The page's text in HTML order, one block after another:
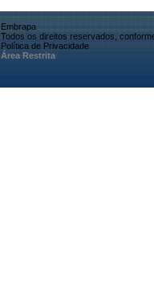
Embrapa
Todos os direitos reservados,
Política de Privacidade
Área Restrita